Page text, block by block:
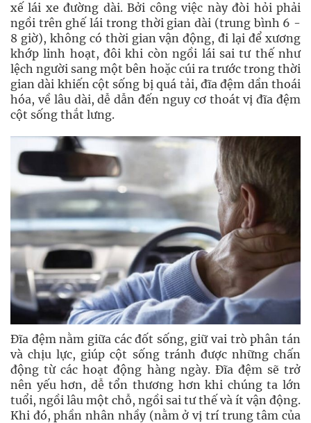
xế lái xe đường dài. Bởi công việc này đòi hỏi phải
ngồi trên ghế lái trong thời gian dài (trung bình 6 -
8 giờ), không có thời gian vận động, đi lại để xương
khớp linh hoạt, đôi khi còn ngồi lái sai tư thế như
lệch người sang một bên hoặc cúi ra trước trong thời
gian dài khiến cột sống bị quá tải, đĩa đệm dần thoái
hóa, về lâu dài, dễ dẫn đến nguy cơ thoát vị đĩa đệm
cột sống thắt lưng.
Đĩa đệm nằm giữa các đốt sống, giữ vai trò phân tán
và chịu lực, giúp cột sống tránh được những chấn
động từ các hoạt động hàng ngày. Đĩa đệm sẽ trở
nên yếu hơn, dễ tổn thương hơn khi chúng ta lớn
tuổi, ngồi lâu một chỗ, ngồi sai tư thế và ít vận động.
Khi đó, phần nhân nhầy (nằm ở vị trí trung tâm của